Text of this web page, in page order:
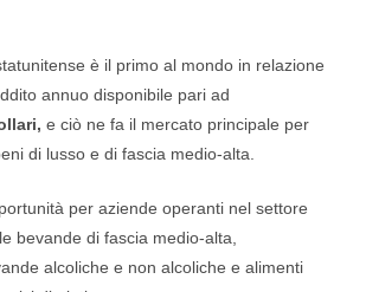
è il primo al mondo in relazione
annuo disponibile pari ad
e ciò ne fa il mercato principale per
di lusso e di fascia medio-alta.
per aziende operanti nel settore
bevande di fascia medio-alta,
alcoliche e non alcoliche e alimenti